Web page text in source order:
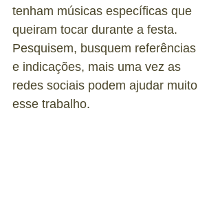
tenham músicas específicas que
queiram tocar durante a festa.
Pesquisem, busquem referências
e indicações, mais uma vez as
redes sociais podem ajudar muito
esse trabalho.